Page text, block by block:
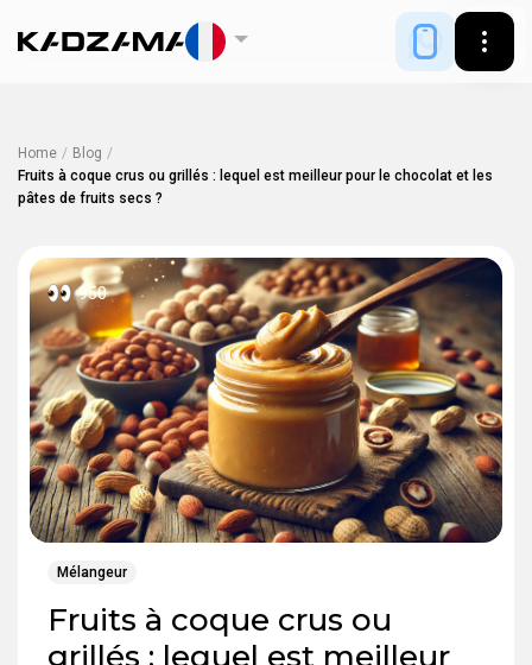
Home / Blog /
Fruits à coque crus ou grillés : lequel est meilleur pour le chocolat et les
pâtes de fruits secs ?
950
Mélangeur
Fruits à coque crus ou
grillés : lequel est meilleur